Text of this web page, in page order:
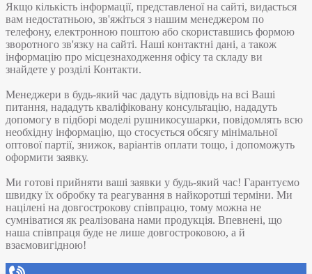
Якщо кількість інформації, представленої на сайті, видасться
вам недостатньою, зв'яжіться з нашим менеджером по
телефону, електронною поштою або скориставшись формою
зворотного зв'язку на сайті. Наші контактні дані, а також
інформацію про місцезнаходження офісу та складу ви
знайдете у розділі Контакти.
Менеджери в будь-який час дадуть відповідь на всі Ваші
питання, нададуть кваліфіковану консультацію, нададуть
допомогу в підборі моделі рушникосушарки, повідомлять всю
необхідну інформацію, що стосується обсягу мінімальної
оптової партії, знижок, варіантів оплати тощо, і допоможуть
оформити заявку.
Ми готові прийняти ваші заявки у будь-який час! Гарантуємо
швидку їх обробку та реагування в найкоротші терміни. Ми
націлені на довгострокову співпрацю, тому можна не
сумніватися як реалізована нами продукція. Впевнені, що
наша співпраця буде не лише довгостроковою, а й
взаємовигідною!